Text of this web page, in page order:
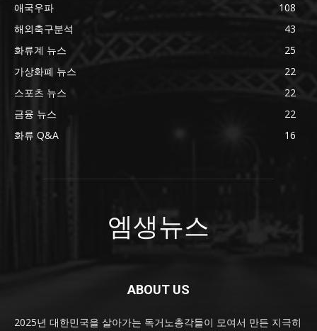
애국우파
108
해외축구분석
43
화류계 뉴스
25
가상화폐 뉴스
22
스포츠 뉴스
22
금융 뉴스
22
화류 Q&A
16
엠생뉴스
ABOUT US
2025년 대한민국을 살아가는 독거노총각들이 모여서 만든 지극히